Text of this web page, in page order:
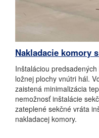
Nakladacie komory
Inštaláciou
ložnej plochy vnútri hál.
zaistená minimalizácia
nemožnosť inštalácie
zateplené sekčné vráta
nakladacej komory.